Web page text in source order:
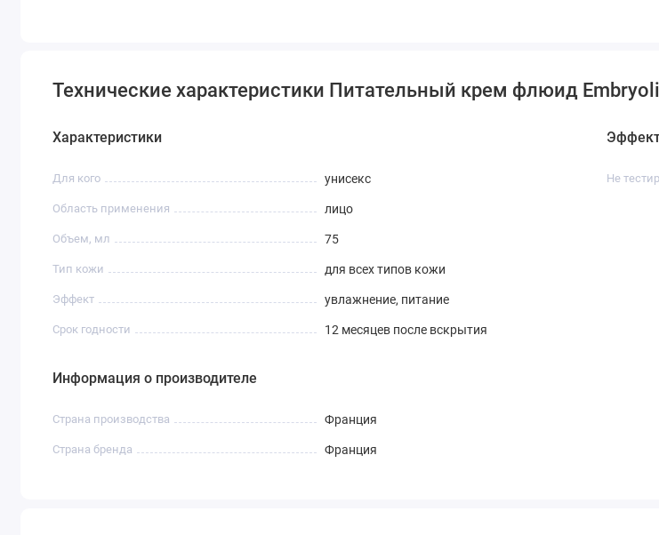
Технические характеристики Питательный крем флюид
Характеристики
Для кого унисекс
Область применения лицо
Объем, мл 75
Тип кожи для всех типов кожи
Эффект увлажнение, питание
Срок годности 12 месяцев после вскрытия
Не
Информация о производителе
Страна производства Франция
Страна бренда Франция